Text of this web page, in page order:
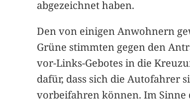
abgezeichnet haben.
Den von einigen Anwohnern
Grüne stimmten gegen den
vor-Links-Gebotes in die
dafür, dass sich die Autofahrer
vorbeifahren können. Im Sinne